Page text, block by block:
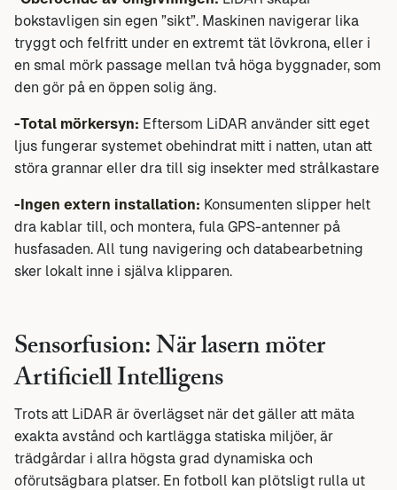
bokstavligen sin egen ”sikt”. Maskinen navigerar lika
tryggt och felfritt under en extremt tät lövkrona, eller i
en smal mörk passage mellan två höga byggnader, som
den gör på en öppen solig äng.
-Total mörkersyn: Eftersom LiDAR använder sitt eget
ljus fungerar systemet obehindrat mitt i natten, utan att
störa grannar eller dra till sig insekter med strålkastare
-Ingen extern installation: Konsumenten slipper helt
dra kablar till, och montera, fula GPS-antenner på
husfasaden. All tung navigering och databearbetning
sker lokalt inne i själva klipparen.
Sensorfusion: När lasern möter
Artificiell Intelligens
Trots att LiDAR är överlägset när det gäller att mäta
exakta avstånd och kartlägga statiska miljöer, är
trädgårdar i allra högsta grad dynamiska och
oförutsägbara platser. En fotboll kan plötsligt rulla ut